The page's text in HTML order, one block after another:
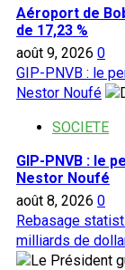
Aéroport de
de 17,23 %
août 9, 2026 0
GIP-PNVB : le
Nestor Noufé
SOCIETE
GIP-PNVB : le
Nestor Noufé
août 8, 2026 0
Rebasage
milliards de